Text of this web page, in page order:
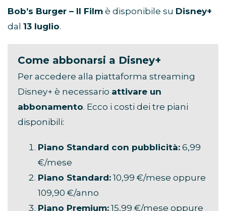
Bob’s Burger – Il Film è disponibile su Disney+
dal 13 luglio.
Come abbonarsi a Disney+
Per accedere alla piattaforma streaming
Disney+ è necessario attivare un
abbonamento. Ecco i costi dei tre piani
disponibili:
Piano Standard con pubblicità: 6,99
€/mese
Piano Standard: 10,99 €/mese oppure
109,90 €/anno
Piano Premium: 15,99 €/mese oppure